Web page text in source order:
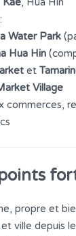
Water Park
Hua Hin
et
Village
commerces,
propre et
ville depuis